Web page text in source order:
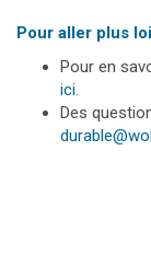
Pour aller plus
Pour en
ici.
Des